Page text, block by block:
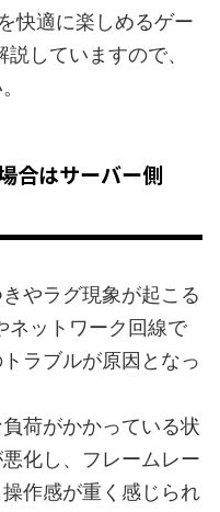
快適に楽しめるゲー
していますので、
合はサーバー側
やラグ現象が起こる
ネットワーク回線で
ラブルが原因となっ
荷がかかっている状
化し、フレームレー
作感が重く感じられ